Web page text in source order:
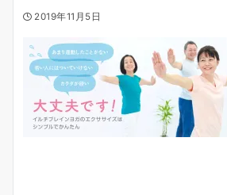
2019年11月5日